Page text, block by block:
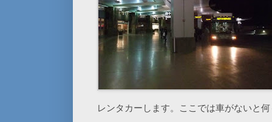
レンタカーします。ここでは車がないと